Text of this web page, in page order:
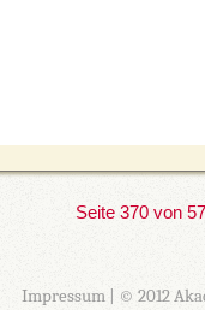
Seite 370 von
Impressum| © 2012